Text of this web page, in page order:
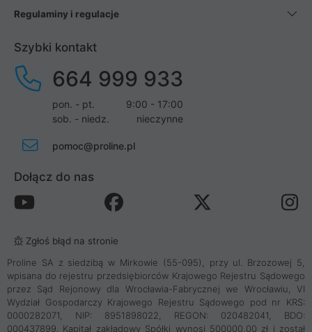
Regulaminy i regulacje
Szybki kontakt
664 999 933
pon. - pt.
9:00 - 17:00
sob. - niedz.
nieczynne
pomoc@proline.pl
Dołącz do nas
Zgłoś błąd na stronie
Proline SA z siedzibą w Mirkowie (55-095), przy ul. Brzozowej 5,
wpisana do rejestru przedsiębiorców Krajowego Rejestru Sądowego
przez Sąd Rejonowy dla Wrocławia-Fabrycznej we Wrocławiu, VI
Wydział Gospodarczy Krajowego Rejestru Sądowego pod nr KRS:
0000282071, NIP: 8951898022, REGON: 020482041, BDO:
000437899. Kapitał zakładowy Spółki wynosi 500000,00 zł i został